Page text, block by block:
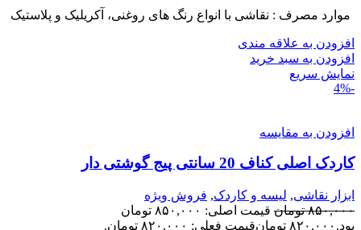
موارد مصرف : نقاشی با انواع رنگ های روغنی، آکریلیک و پلاستیک
افزودن به علاقه مندی
افزودن به سبد خرید
نمایش سریع
-4%
افزودن به مقایسه
کاردک اصلی کناف 20 سانتی پیج گوشتی دار
ابزار نقاشی, لیسه و کاردک, فروش ویژه
۸۵۰,۰۰۰ تومان
قیمت اصلی: ۸۵۰,۰۰۰ تومان
بود. ۸۲۰,۰۰۰ تومانقیمت فعلی: ۸۲۰,۰۰۰ تومان.